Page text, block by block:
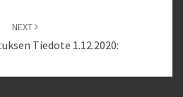
NEXT
Tiedote 1.12.2020: